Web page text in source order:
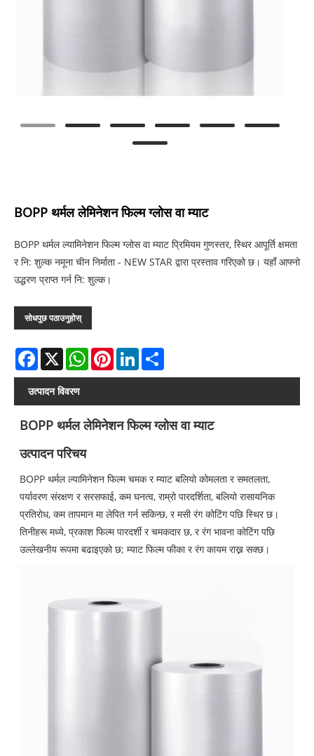
BOPP थर्मल लेमिनेशन फिल्म ग्लोस वा म्याट
BOPP थर्मल ल्यामिनेशन फिल्म ग्लोस वा म्याट प्रिमियम गुणस्तर, स्थिर आपूर्ति क्षमता
र नि: शुल्क नमूना चीन निर्माता - NEW STAR द्वारा प्रस्ताव गरिएको छ। यहाँ आफ्नो
उद्धरण प्राप्त गर्न नि: शुल्क।
सोधपुछ पठाउनुहोस्
Facebook
X WhatsAppPinterestLinkedIn
उत्पादन विवरण
BOPP थर्मल लेमिनेशन फिल्म ग्लोस वा म्याट
उत्पादन परिचय
BOPP थर्मल ल्यामिनेशन फिल्म चमक र म्याट बलियो कोमलता र समतलता,
पर्यावरण संरक्षण र सरसफाई, कम घनत्व, राम्रो पारदर्शिता, बलियो रासायनिक
प्रतिरोध, कम तापमान मा लेपित गर्न सकिन्छ, र मसी रंग कोटिंग पछि स्थिर छ।
तिनीहरू मध्ये, प्रकाश फिल्म पारदर्शी र चमकदार छ, र रंग भावना कोटिंग पछि
उल्लेखनीय रूपमा बढाइएको छ; म्याट फिल्म फीका र रंग कायम राख्न सक्छ।